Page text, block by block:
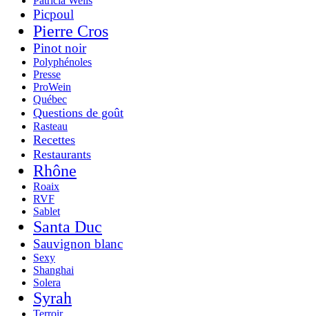
Picpoul
Pierre Cros
Pinot noir
Polyphénoles
Presse
ProWein
Québec
Questions de goût
Rasteau
Recettes
Restaurants
Rhône
Roaix
RVF
Sablet
Santa Duc
Sauvignon blanc
Sexy
Shanghai
Solera
Syrah
Terroir